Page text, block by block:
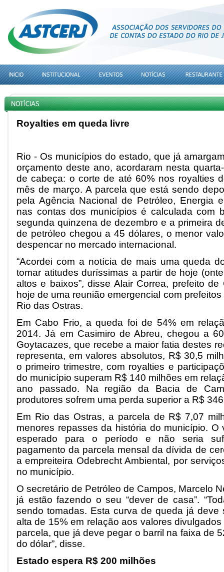
Royalties em queda livre
Rio - Os municípios do estado, que já
orçamento deste ano, acordaram nesta
de cabeça: o corte de até 60% nos royalties
mês de março. A parcela que está sendo
pela Agência Nacional de Petróleo, Energia
nas contas dos municípios é calculada com
segunda quinzena de dezembro e a primeira
de petróleo chegou a 45 dólares, o menor
despencar no mercado internacional.
“Acordei com a notícia de mais uma queda
tomar atitudes duríssimas a partir de hoje
altos e baixos”, disse Alair Correa, prefeito
hoje de uma reunião emergencial com
Rio das Ostras.
Em Cabo Frio, a queda foi de 54% em
2014. Já em Casimiro de Abreu, chegou a
Goytacazes, que recebe a maior fatia destes
representa, em valores absolutos, R$ 30,5
o primeiro trimestre, com royalties e
do município superam R$ 140 milhões em
ano passado. Na região da Bacia de
produtores sofrem uma perda superior a R$
Em Rio das Ostras, a parcela de R$ 7,07
menores repasses da história do município. O
esperado para o período e não seria
pagamento da parcela mensal da dívida de
a empreiteira Odebrecht Ambiental, por
no município.
O secretário de Petróleo de Campos, Marcelo
já estão fazendo o seu “dever de casa”.
sendo tomadas. Esta curva de queda já deve
alta de 15% em relação aos valores
parcela, que já deve pegar o barril na faixa de
do dólar”, disse.
Estado espera R$ 200 milhões